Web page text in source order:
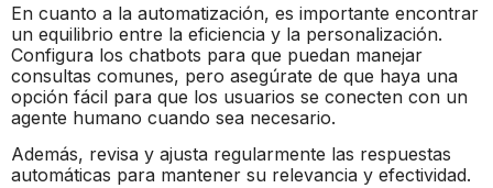
En cuanto a la automatización, es importante encontrar
un equilibrio entre la eficiencia y la personalización.
Configura los chatbots para que puedan manejar
consultas comunes, pero asegúrate de que haya una
opción fácil para que los usuarios se conecten con un
agente humano cuando sea necesario.
Además, revisa y ajusta regularmente las respuestas
automáticas para mantener su relevancia y efectividad.